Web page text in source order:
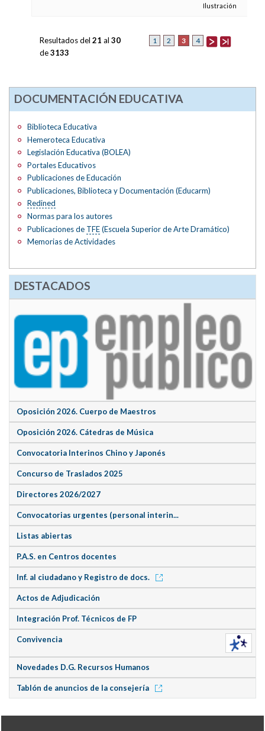
Ilustración
1 2 3 4
Resultados del 21 al 30
de3133
DOCUMENTACIÓN EDUCATIVA
Biblioteca Educativa
Hemeroteca Educativa
Legislación Educativa (BOLEA)
Portales Educativos
Publicaciones de Educación
Publicaciones, Biblioteca y Documentación (Educarm)
Redined
Normas para los autores
Publicaciones de TFE(Escuela Superior de Arte Dramático)
Memorias de Actividades
DESTACADOS
Oposición 2026. Cuerpo de Maestros
Oposición 2026. Cátedras de Música
Convocatoria Interinos Chino y Japonés
Concurso de Traslados 2025
Directores 2026/2027
Convocatorias urgentes (personal interin...
Listas abiertas
P.A.S. en Centros docentes
Inf. al ciudadano y Registro de docs.
Actos de Adjudicación
Integración Prof. Técnicos de FP
Convivencia
Novedades D.G. Recursos Humanos
Tablón de anuncios de la consejería